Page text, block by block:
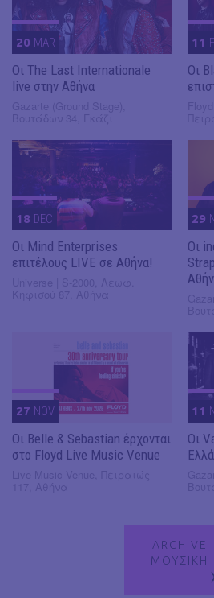
20 MAR
Οι The Last Internationale
live στην Αθήνα
11
Οι
18 DEC
Οι Mind Enterprises
επιτέλους LIVE σε Αθήνα!
29
Οι
27 NOV
Οι Belle & Sebastian έρχονται
στο Floyd Live Music Venue
11
Οι
ARCHIVE
ΜΟΥΣΙΚΗ